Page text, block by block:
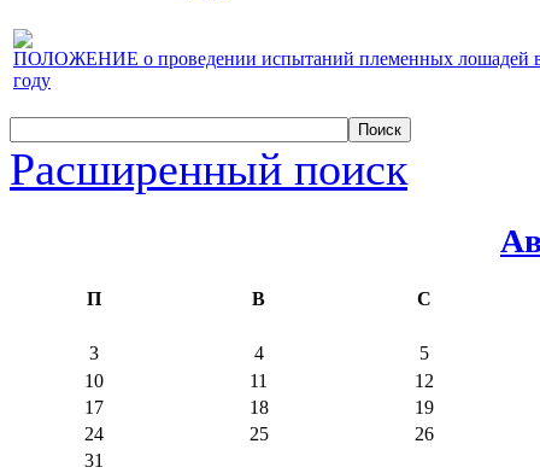
ПОЛОЖЕНИЕ о проведении испытаний племенных лошадей
году
Расширенный поиск
П В С
3 4
5
10
11
12
17
18
19
24
25
26
31